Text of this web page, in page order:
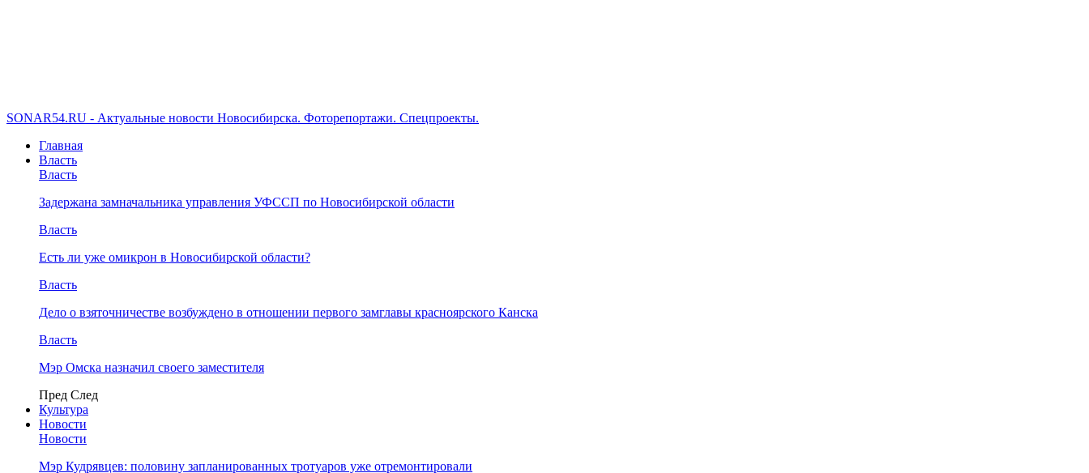
SONAR54.RU - Актуальные новости Новосибирска. Фоторепортажи. Спецпроекты.
Главная
Власть
Власть
Задержана замначальника управления УФССП по Новосибирской области
Власть
Есть ли уже омикрон в Новосибирской области?
Власть
Дело о взяточничестве возбуждено в отношении первого замглавы красноярского Канска
Власть
Мэр Омска назначил своего заместителя
Пред След
Культура
Новости
Новости
Мэр Кудрявцев: половину запланированных тротуаров уже отремонтировали